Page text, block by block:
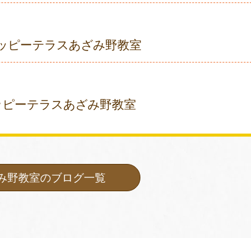
ーテラスあざみ野教室
ーテラスあざみ野教室
野教室のブログ一覧